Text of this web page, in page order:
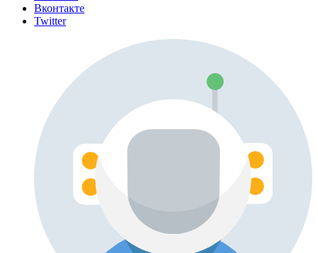
Вконтакте
Twitter